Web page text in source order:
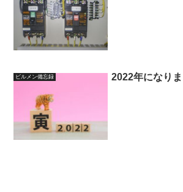
ビルメン備忘録 2022年になり